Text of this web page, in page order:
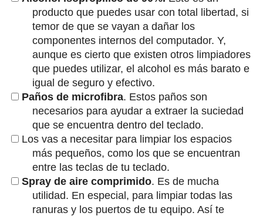
producto que puedes usar con total libertad, si
temor de que se vayan a dañar los
componentes internos del computador. Y,
aunque es cierto que existen otros limpiadores
que puedes utilizar, el alcohol es más barato e
igual de seguro y efectivo.
Paños de microfibra. Estos paños son
necesarios para ayudar a extraer la suciedad
que se encuentra dentro del teclado.
Los vas a necesitar para limpiar los espacios
más pequeños, como los que se encuentran
entre las teclas de tu teclado.
Spray de aire comprimido. Es de mucha
utilidad. En especial, para limpiar todas las
ranuras y los puertos de tu equipo. Así te